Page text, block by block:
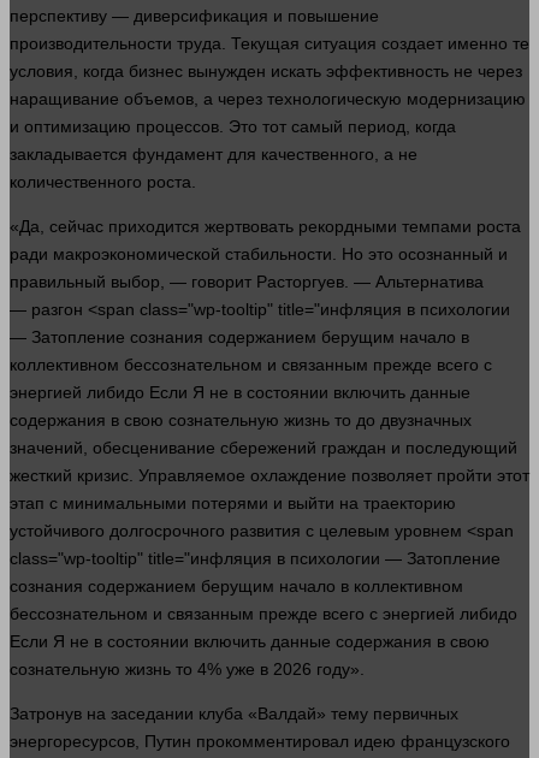
перспективу — диверсификация и повышение
производительности труда. Текущая ситуация создает именно те
условия, когда бизнес вынужден искать эффективность не через
наращивание объемов, а через технологическую модернизацию
и оптимизацию процессов. Это тот самый период, когда
закладывается фундамент для качественного, а не
количественного роста.
«Да, сейчас приходится жертвовать рекордными темпами роста
ради макроэкономической стабильности. Но это осознанный и
правильный выбор, — говорит Расторгуев. — Альтернатива
— разгон <span class="wp-tooltip" title="инфляция в психологии
— Затопление сознания содержанием берущим начало в
коллективном бессознательном и связанным прежде всего с
энергией либидо Если Я не в состоянии включить данные
содержания в свою сознательную жизнь то до двузначных
значений, обесценивание сбережений граждан и последующий
жесткий кризис. Управляемое охлаждение позволяет пройти этот
этап с минимальными потерями и выйти на траекторию
устойчивого долгосрочного развития с целевым уровнем <span
class="wp-tooltip" title="инфляция в психологии — Затопление
сознания содержанием берущим начало в коллективном
бессознательном и связанным прежде всего с энергией либидо
Если Я не в состоянии включить данные содержания в свою
сознательную жизнь то 4% уже в 2026 году».
Затронув на заседании клуба «Валдай» тему первичных
энергоресурсов, Путин прокомментировал идею французского